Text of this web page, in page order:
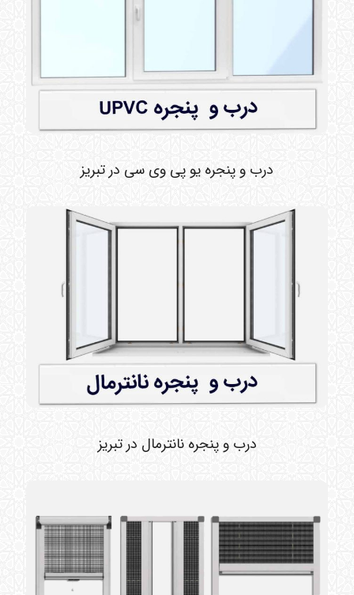
درب و پنجره یو پی وی سی در تبریز
درب و پنجره نانترمال در تبریز